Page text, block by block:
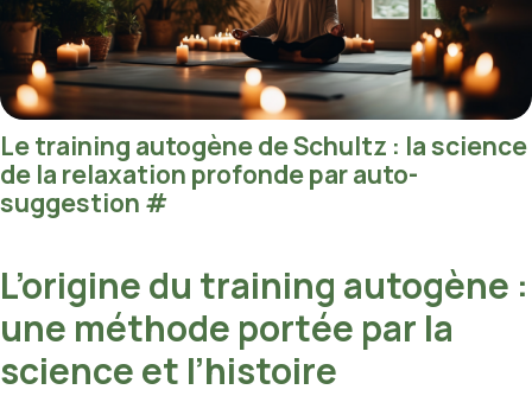
Le training autogène de Schultz : la science
de la relaxation profonde par auto-
suggestion #
L’origine du training autogène :
une méthode portée par la
science et l’histoire